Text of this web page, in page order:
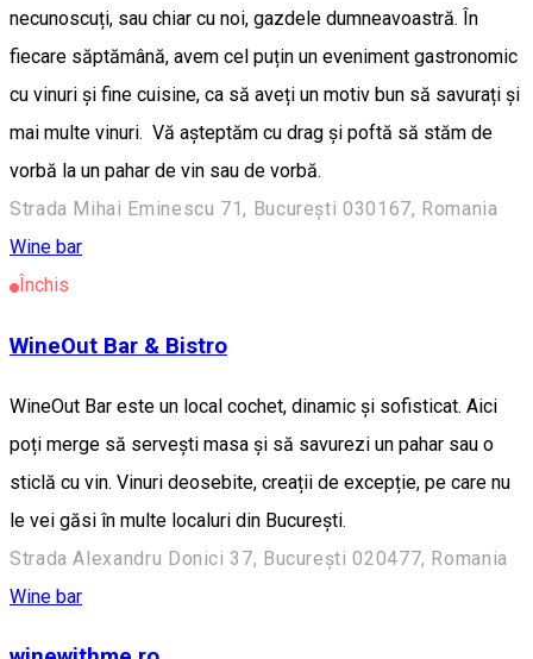
necunoscuți, sau chiar cu noi, gazdele dumneavoastră. În
fiecare săptămână, avem cel puțin un eveniment gastronomic
cu vinuri și fine cuisine, ca să aveți un motiv bun să savurați și
mai multe vinuri. Vă așteptăm cu drag și poftă să stăm de
vorbă la un pahar de vin sau de vorbă.
Strada Mihai Eminescu 71, București 030167, Romania
Wine bar
Închis
WineOut Bar & Bistro
WineOut Bar este un local cochet, dinamic și sofisticat. Aici
poți merge să servești masa și să savurezi un pahar sau o
sticlă cu vin. Vinuri deosebite, creații de excepție, pe care nu
le vei găsi în multe localuri din București.
Strada Alexandru Donici 37, București 020477, Romania
Wine bar